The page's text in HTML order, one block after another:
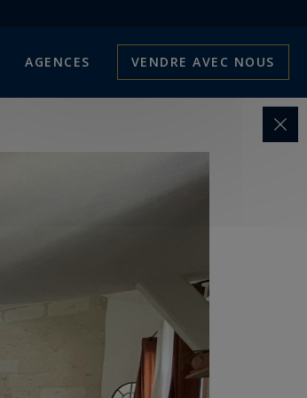
AGENCES VENDRE AVEC NOUS